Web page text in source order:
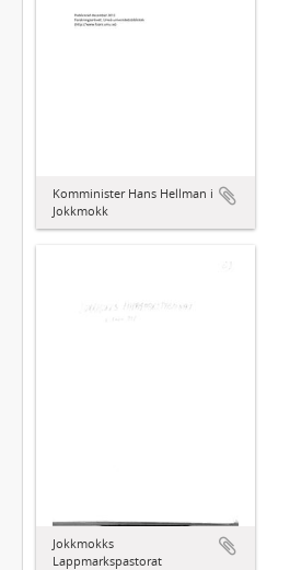
Komminister Hans Hellman i
Jokkmokk
Jokkmokks
Lappmarkspastorat